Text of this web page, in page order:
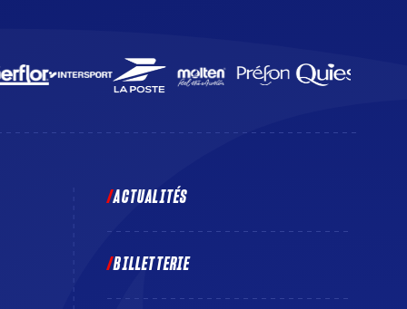
ACTUALITÉS
BILLETTERIE